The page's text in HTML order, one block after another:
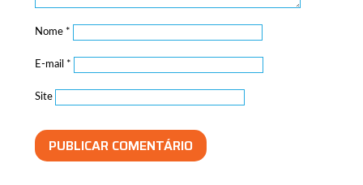
Nome *
E-mail *
Site